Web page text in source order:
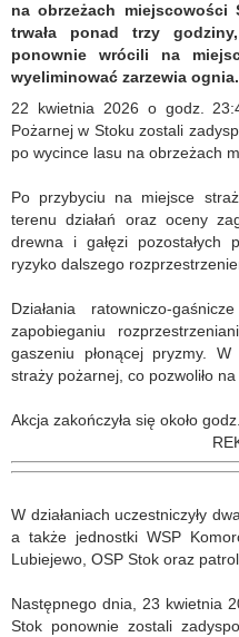
na obrzeżach miejscowości
trwała ponad trzy
ponownie wrócili na
wyeliminować zarzewia ognia.
22 kwietnia 2026 o godz.
Pożarnej w Stoku zostali
po wycince lasu na obrzeżach
Po przybyciu na miejsce
terenu działań oraz oceny
drewna i gałęzi pozostałych
ryzyko dalszego
Działania ratowniczo-
zapobieganiu
gaszeniu płonącej pryzmy.
straży pożarnej, co pozwoliło
Akcja zakończyła się około
W działaniach uczestniczyły
a także jednostki WSP
Lubiejewo, OSP Stok oraz patrol
Następnego dnia, 23 kwietnia
Stok ponownie zostali